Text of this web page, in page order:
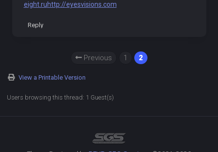
eight.ruhttp://eyesvisions.com
Reply
Previous 1 2
View a Printable Version
Users browsing this thread: 1 Guest(s)